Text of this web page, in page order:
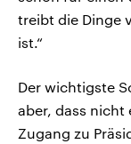
treibt die Dinge
ist.“
Der wichtigste
aber, dass nicht
Zugang zu